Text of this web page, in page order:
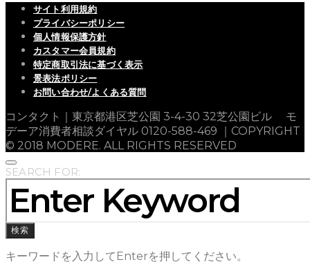
サイト利用規約
プライバシーポリシー
個人情報保護方針
カスタマー会員規約
特定商取引法に基づく表示
景表法ポリシー
お問い合わせ/よくある質問
コンタクト｜東京都港区芝公園 3-4-30 32芝公園ビル モ
デーア消費者相談ダイヤル 0120-588-469 ｜COPYRIGHT
© 2018 MODERE. ALL RIGHTS RESERVED
SEARCH FOR:
検索
キーワードを入力してEnterを押してください。